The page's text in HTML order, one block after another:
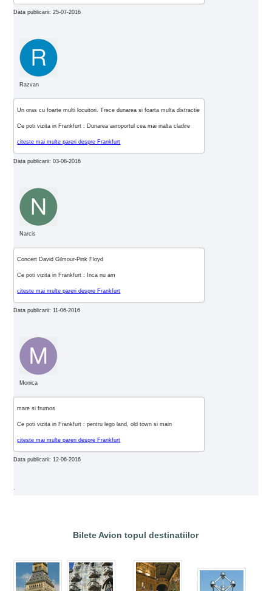
Data publicarii: 25-07-2016
Razvan
Un oras cu foarte multi locuitori. Trece dunarea si foarta multa distractie
Ce poti vizita in Frankfurt : Dunarea aeroportul cea mai inalta cladire
citeste mai multe pareri despre Frankfurt
Data publicarii: 03-08-2016
Narcis
Concert David Gilmour-Pink Floyd
Ce poti vizita in Frankfurt : Inca nu am
citeste mai multe pareri despre Frankfurt
Data publicarii: 11-06-2016
Monica
mare si frumos
Ce poti vizita in Frankfurt : pentru lego land, old town si main
citeste mai multe pareri despre Frankfurt
Data publicarii: 12-06-2016
.
Bilete Avion topul destinatiilor